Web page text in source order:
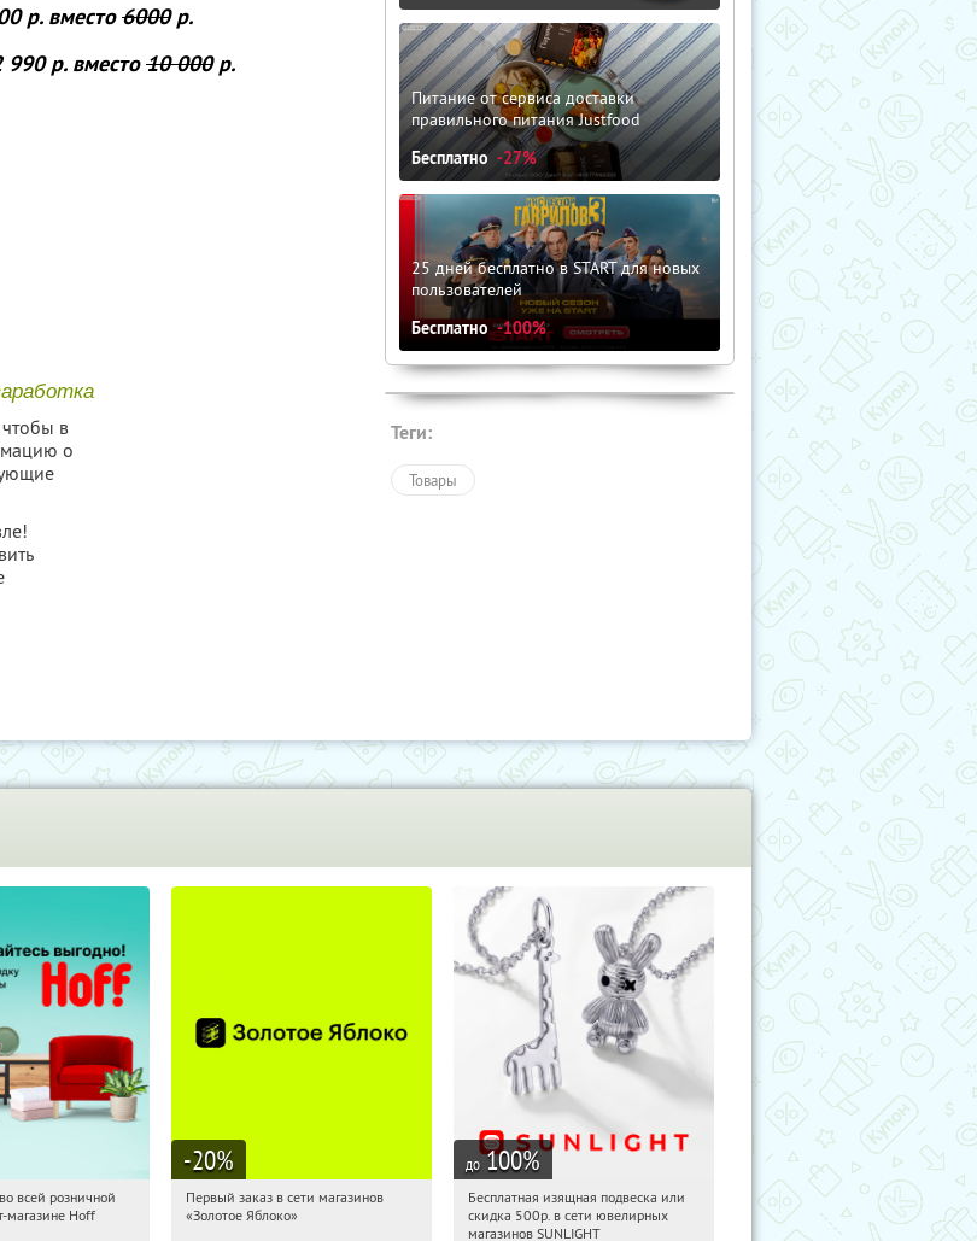
р. вместо6000р.
990 р. вместо10 000р.
в
о
Питание от сервиса доставки
правильного питания Justfood
Бесплатно -27%
25 дней бесплатно в START для новых
пользователей
Бесплатно -100%
Теги:
Товары
Получили:
всей розничной
магазине Hoff
-20%
13:03:15
Получи первым!
Первый заказ в сети магазинов
«Золотое Яблоко»
до 100%
13:03:15 Получили:
Россия
Бесплатная изящная подвеска или
скидка 500р. в сети ювелирных
магазинов SUNLIGHT